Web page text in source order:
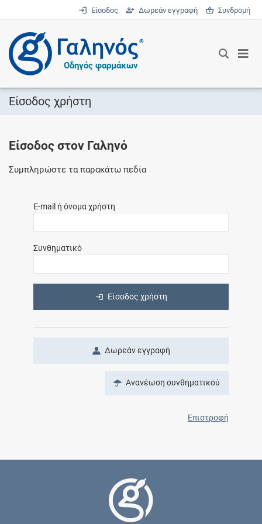
Είσοδος Δωρεάν εγγραφή Συνδρομή
®
Οδηγός φαρμάκων
Είσοδος χρήστη
Είσοδος στον Γαληνό
Συμπληρώστε τα παρακάτω πεδία
E-mail ή όνομα χρήστη
Συνθηματικό
Είσοδος χρήστη
Δωρεάν εγγραφή
Ανανέωση συνθηματικού
Επιστροφή